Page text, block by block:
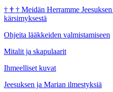
† † † Meidän Herramme
kärsimyksestä
Ohjeita lääkkeiden valmistamiseen
Mitalit ja skapulaarit
Ihmeelliset kuvat
Jeesuksen ja Marian ilmestyksiä